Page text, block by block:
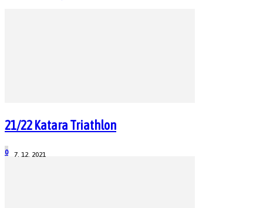
21/22 Katara Triathlon
7. 12. 2021
0